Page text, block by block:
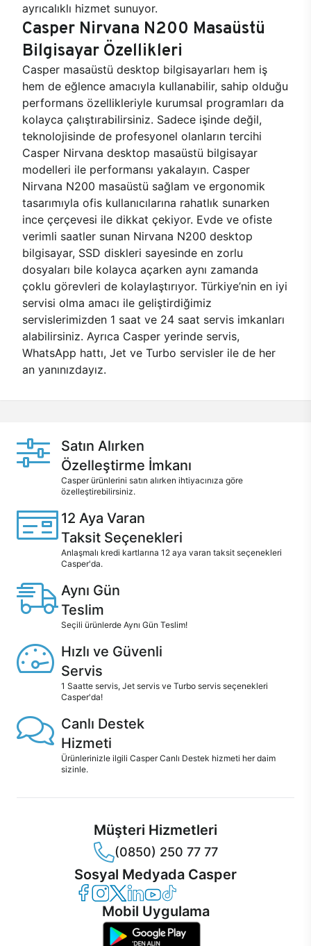
ayrıcalıklı hizmet sunuyor.
Casper Nirvana N200 Masaüstü
Bilgisayar Özellikleri
Casper masaüstü desktop bilgisayarları hem iş
hem de eğlence amacıyla kullanabilir, sahip olduğu
performans özellikleriyle kurumsal programları da
kolayca çalıştırabilirsiniz. Sadece işinde değil,
teknolojisinde de profesyonel olanların tercihi
Casper Nirvana desktop masaüstü bilgisayar
modelleri ile performansı yakalayın. Casper
Nirvana N200 masaüstü sağlam ve ergonomik
tasarımıyla ofis kullanıcılarına rahatlık sunarken
ince çerçevesi ile dikkat çekiyor. Evde ve ofiste
verimli saatler sunan Nirvana N200 desktop
bilgisayar, SSD diskleri sayesinde en zorlu
dosyaları bile kolayca açarken aynı zamanda
çoklu görevleri de kolaylaştırıyor. Türkiye’nin en iyi
servisi olma amacı ile geliştirdiğimiz
servislerimizden 1 saat ve 24 saat servis imkanları
alabilirsiniz. Ayrıca Casper yerinde servis,
WhatsApp hattı, Jet ve Turbo servisler ile de her
an yanınızdayız.
Satın Alırken
Özelleştirme İmkanı
Casper ürünlerini satın alırken ihtiyacınıza göre
özelleştirebilirsiniz.
12 Aya Varan
Taksit Seçenekleri
Anlaşmalı kredi kartlarına 12 aya varan taksit seçenekleri
Casper'da.
Aynı Gün
Teslim
Seçili ürünlerde Aynı Gün Teslim!
Hızlı ve Güvenli
Servis
1 Saatte servis, Jet servis ve Turbo servis seçenekleri
Casper'da!
Canlı Destek
Hizmeti
Ürünlerinizle ilgili Casper Canlı Destek hizmeti her daim
sizinle.
Müşteri Hizmetleri
(0850) 250 77 77
Sosyal Medyada Casper
Casper Facebook
Casper Instagram
Casper Twitter
Casper LinkedIn
Casper YouTube
Casper TikTok
Mobil Uygulama